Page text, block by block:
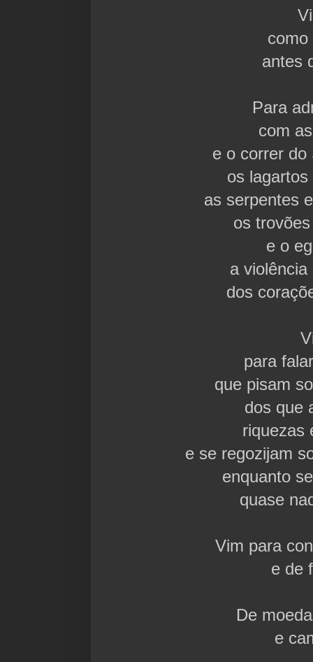
como
antes
Para
com
e o correr do
os
as serpentes
os
e o
a
dos
para
que pisam
dos que
riquezas
e se regozijam
enquanto
quase
Vim para
e de
De
e